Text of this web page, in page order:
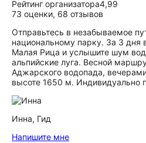
Рейтинг организатора4,99
73 оценки, 68 отзывов
Отправьтесь в незабываемое
национальному парку. За 3 дня
Малая Рица и услышите шум
альпийские луга. Весной
Аджарского водопада,
высоте 1650 м. Индивидуально
Инна, Гид
Напишите мне